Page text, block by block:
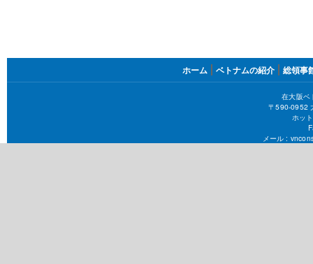
FOOTER
MENU
ホーム ベトナムの紹介 総領事
在大阪ベ
〒590-0952
ホッ
メール :